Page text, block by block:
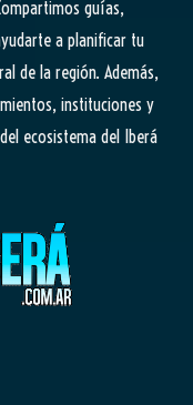
guías,
a planificar tu
de la región. Además,
instituciones y
ecosistema del Iberá